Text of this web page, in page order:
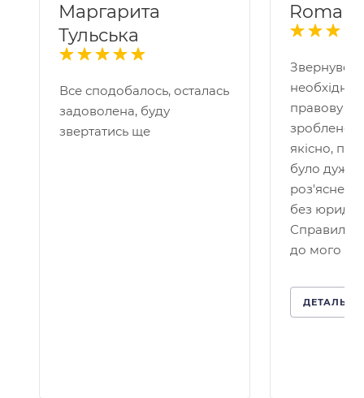
Маргарита
Тульська
Все сподобалось, осталась
задоволена, буду
звертатись ще
Roman
Звернувся
правову
зроблено
якісно,
було дуже
роз'яснено
без
Справило
до мого